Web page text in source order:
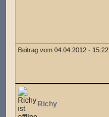
Beitrag vom 04.04.2012 - 15:22
Richy